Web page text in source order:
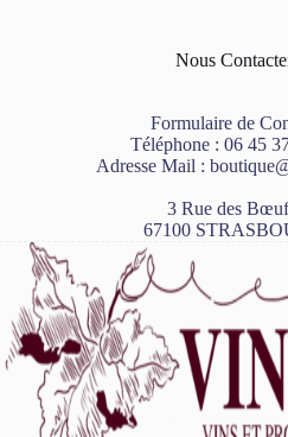
Nous
Formulaire de
Téléphone : 06 45
Adresse Mail :
3 Rue des
67100